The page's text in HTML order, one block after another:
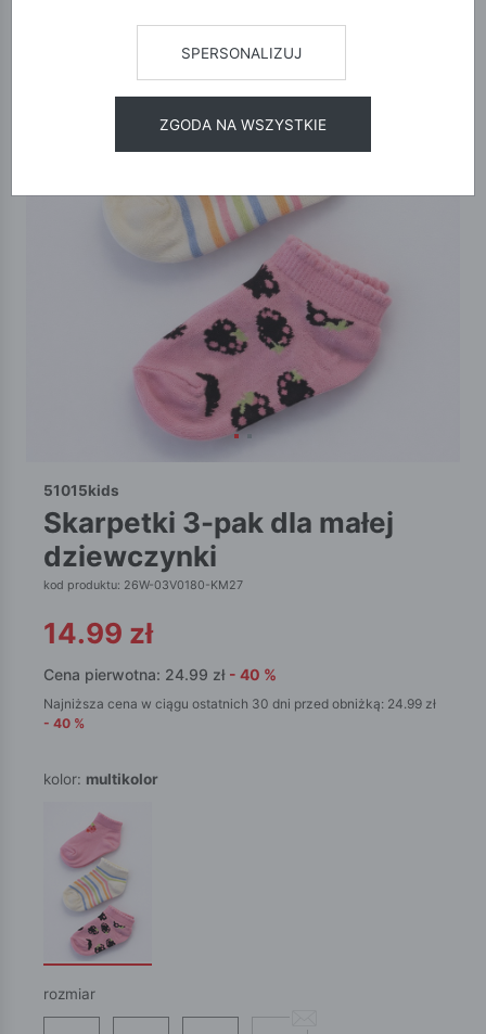
51015kids
skarpetki 3-pak dla małej
dziewczynki
kod produktu: 26W-03V0180-KM27
14.99 zł
Cena pierwotna: 24.99 zł - 40 %
Najniższa cena w ciągu ostatnich 30 dni przed obniżką: 24.99 zł
- 40 %
kolor: multikolor
rozmiar
SPERSONALIZUJ
ZGODA NA WSZYSTKIE